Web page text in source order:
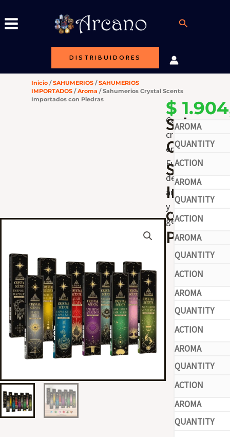
al
Buscar
DISTRIBUIDORES
Inicio /SAHUMERIOS /SAHUMERIOS
IMPORTADOS /Aroma / Sahumerios Crystal Scents
Importados con Piedras
Crystal
Scents
con
Piedras
$
Con
cristales
energéticos.
Fusión
de
aroma
y
gemoterapia.